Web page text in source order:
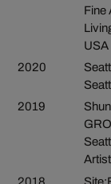
Fine
USA
2020
2019
2018